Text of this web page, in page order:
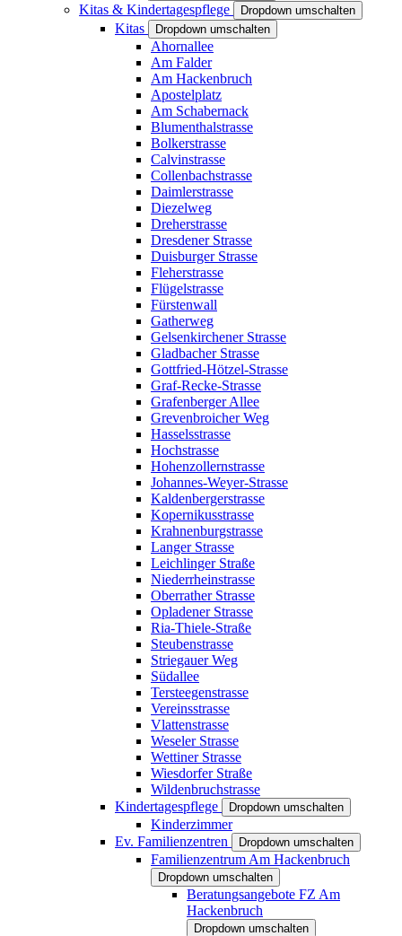
Kitas & Kindertagespflege Dropdown umschalten
Kitas Dropdown umschalten
Ahornallee
Am Falder
Am Hackenbruch
Apostelplatz
Am Schabernack
Blumenthalstrasse
Bolkerstrasse
Calvinstrasse
Collenbachstrasse
Daimlerstrasse
Diezelweg
Dreherstrasse
Dresdener Strasse
Duisburger Strasse
Fleherstrasse
Flügelstrasse
Fürstenwall
Gatherweg
Gelsenkirchener Strasse
Gladbacher Strasse
Gottfried-Hötzel-Strasse
Graf-Recke-Strasse
Grafenberger Allee
Grevenbroicher Weg
Hasselsstrasse
Hochstrasse
Hohenzollernstrasse
Johannes-Weyer-Strasse
Kaldenbergerstrasse
Kopernikusstrasse
Krahnenburgstrasse
Langer Strasse
Leichlinger Straße
Niederrheinstrasse
Oberrather Strasse
Opladener Strasse
Ria-Thiele-Straße
Steubenstrasse
Striegauer Weg
Südallee
Tersteegenstrasse
Vereinsstrasse
Vlattenstrasse
Weseler Strasse
Wettiner Strasse
Wiesdorfer Straße
Wildenbruchstrasse
Kindertagespflege
Dropdown umschalten
Kinderzimmer
Ev. Familienzentren
Dropdown umschalten
Familienzentrum Am Hackenbruch
Dropdown umschalten
Beratungsangebote FZ Am
Hackenbruch
Dropdown umschalten